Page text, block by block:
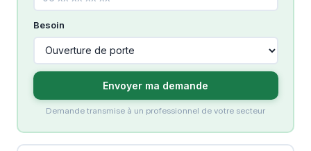
Besoin
Envoyer ma demande
Demande transmise à un professionnel de votre secteur